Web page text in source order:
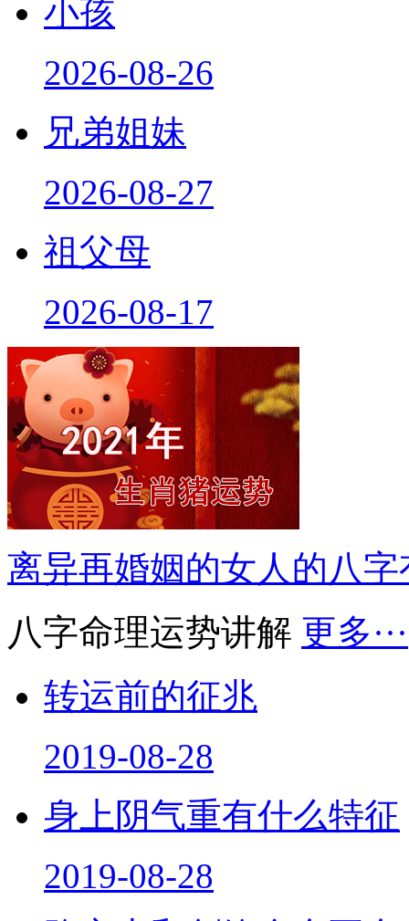
小孩
2026-08-26
兄弟姐妹
2026-08-27
祖父母
2026-08-17
离异再婚姻的女人的八
八字命理运势讲解 更多···
转运前的征兆
2019-08-28
身上阴气重有什么特征
2019-08-28